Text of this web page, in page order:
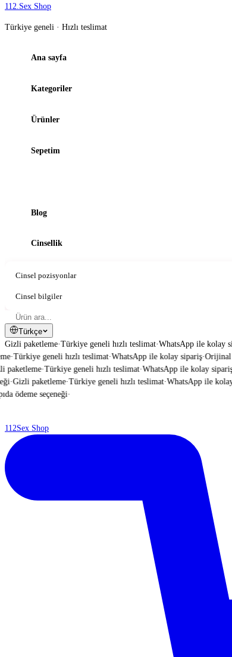
112.Sex Shop
Türkiye geneli · Hızlı teslimat
Ana sayfa
Kategoriler
Ürünler
Sepetim
Blog
Cinsellik
Cinsel pozisyonlar
Cinsel bilgiler
Türkçe
Gizli paketleme·Türkiye geneli hızlı teslimat·WhatsApp ile kolay
·Türkiye geneli hızlı teslimat·WhatsApp ile kolay sipariş·Orijinal
·Türkiye geneli hızlı teslimat·WhatsApp ile kolay sipariş·
·Gizli paketleme·Türkiye geneli hızlı teslimat·WhatsApp ile kolay
ödeme seçeneği·
112Sex Shop